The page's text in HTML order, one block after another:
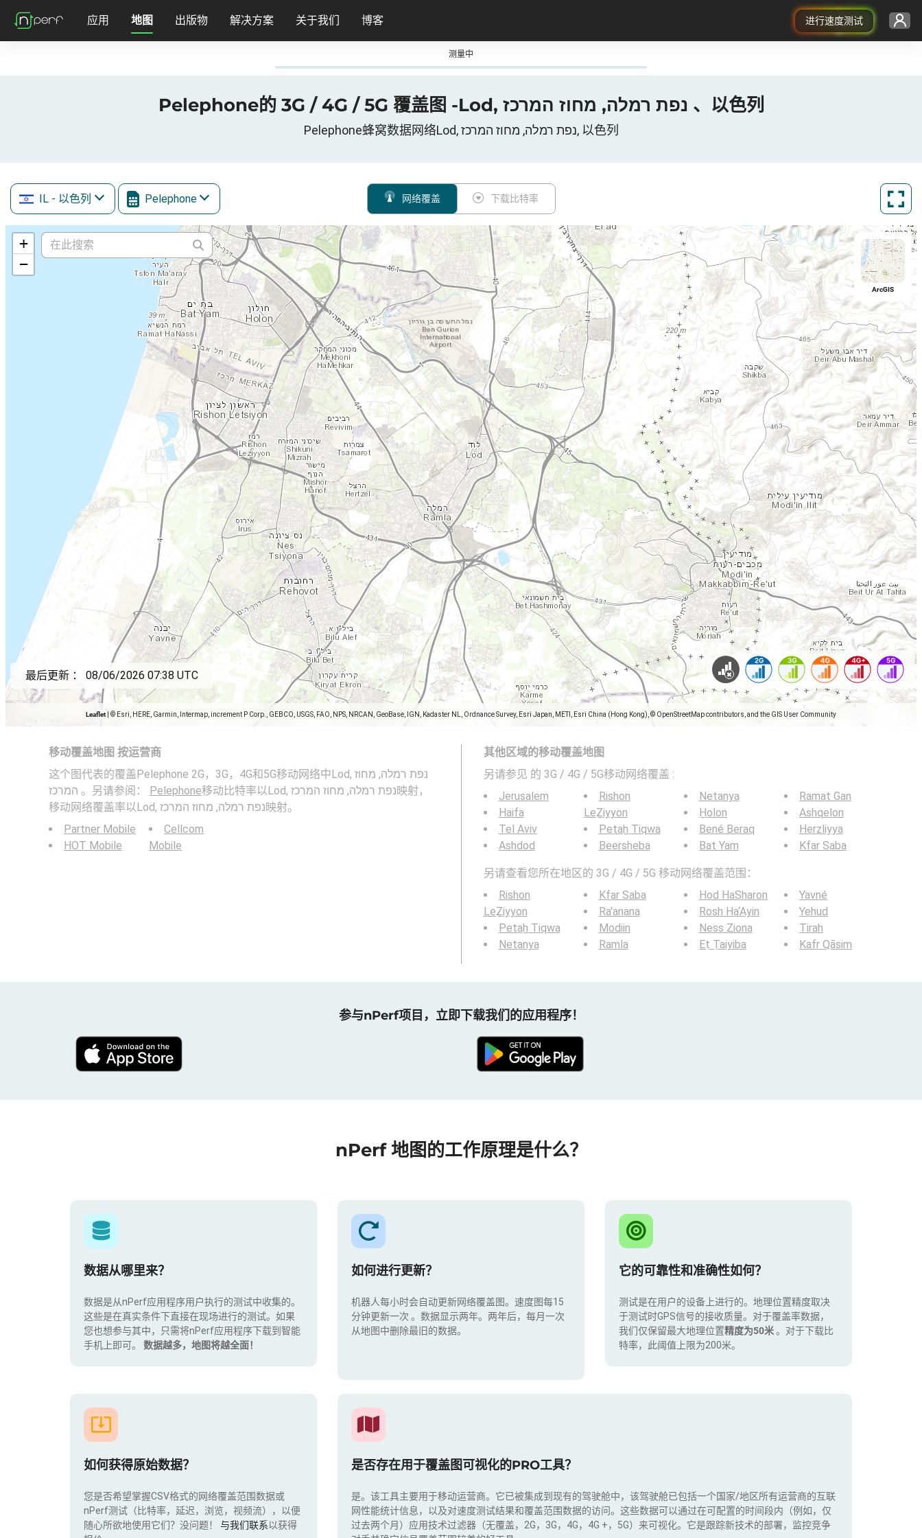
进行速度测试
应用 地图 出版物 解决方案 关于我们 博客
测量中
Pelephone的 3G / 4G / 5G 覆盖图 -Lod, נפת רמלה, מחוז המרכז 、以色列
Pelephone蜂窝数据网络Lod, נפת רמלה, מחוז המרכז, 以色列
IL - 以色列 Pelephone 网络覆盖 下载比特率
+
−
Leaflet © Esri, HERE, Garmin, Intermap, increment P Corp., GEBCO, USGS, FAO, NPS, NRCAN, GeoBase, IGN, Kadaster NL, Ordnance Survey, Esri Japan, METI, Esri China (Hong Kong), © OpenStreetMap contributors, and the GIS User Community
ArcGIS
最后更新 ： 08/06/2026 07:38 UTC
移动覆盖地图 按运营商
这个图代表的覆盖Pelephone 2G，3G，4G和5G移动网络中Lod, נפת רמלה, מחוז
המרכז 。另请参阅： Pelephone移动比特率以Lod, נפת רמלה, מחוז המרכז映射，
移动网络覆盖率以Lod, נפת רמלה, מחוז המרכז映射。
Partner Mobile
HOT Mobile
Cellcom
Mobile
其他区域的移动覆盖地图
另请参见 的 3G / 4G / 5G移动网络覆盖 :
Jerusalem
Haifa
Tel Aviv
Ashdod
Rishon
LeẔiyyon
Petaẖ Tiqwa
Beersheba
Netanya
H̱olon
Bené Beraq
Bat Yam
Ramat Gan
Ashqelon
Herzliyya
Kfar Saba
另请查看您所在地区的 3G / 4G / 5G 移动网络覆盖范围：
Rishon
LeẔiyyon
Petaẖ Tiqwa
Netanya
Kfar Saba
Ra'anana
Modiin
Ramla
Hod HaSharon
Rosh Ha‘Ayin
Ness Ziona
Eṭ Ṭaiyiba
Yavné
Yehud
Tirah
Kafr Qāsim
参与nPerf项目，立即下载我们的应用程序！
nPerf 地图的工作原理是什么？
数据从哪里来？
数据是从nPerf应用程序用户执行的测试中收集的。
这些是在真实条件下直接在现场进行的测试。如果
您也想参与其中，只需将nPerf应用程序下载到智能
手机上即可。 数据越多，地图将越全面！
如何进行更新？
机器人每小时会自动更新网络覆盖图。速度图每15
分钟更新一次 。数据显示两年。两年后，每月一次
从地图中删除最旧的数据。
它的可靠性和准确性如何？
测试是在用户的设备上进行的。地理位置精度取决
于测试时GPS信号的接收质量。对于覆盖率数据，
我们仅保留最大地理位置精度为50米。对于下载比
特率，此阈值上限为200米。
如何获得原始数据？
您是否希望掌握CSV格式的网络覆盖范围数据或
nPerf测试（比特率，延迟，浏览，视频流），以便
随心所欲地使用它们？没问题！ 与我们联系以获得
是否存在用于覆盖图可视化的PRO工具？
是。该工具主要用于移动运营商。它已被集成到现有的驾驶舱中，该驾驶舱已包括一个国家/地区所有运营商的互联
网性能统计信息，以及对速度测试结果和覆盖范围数据的访问。这些数据可以通过在可配置的时间段内（例如，仅
过去两个月）应用技术过滤器（无覆盖，2G，3G，4G，4G +，5G）来可视化。它是跟踪新技术的部署，监控竞争